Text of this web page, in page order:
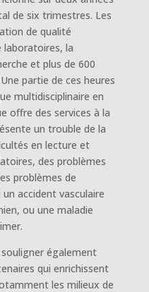
de six trimestres. Les
de qualité
laboratoires, la
et plus de 600
partie de ces heures
multidisciplinaire en
offre des services à la
un trouble de la
en lecture et
des problèmes
problèmes de
accident vasculaire
ou une maladie
également
qui enrichissent
les milieux de